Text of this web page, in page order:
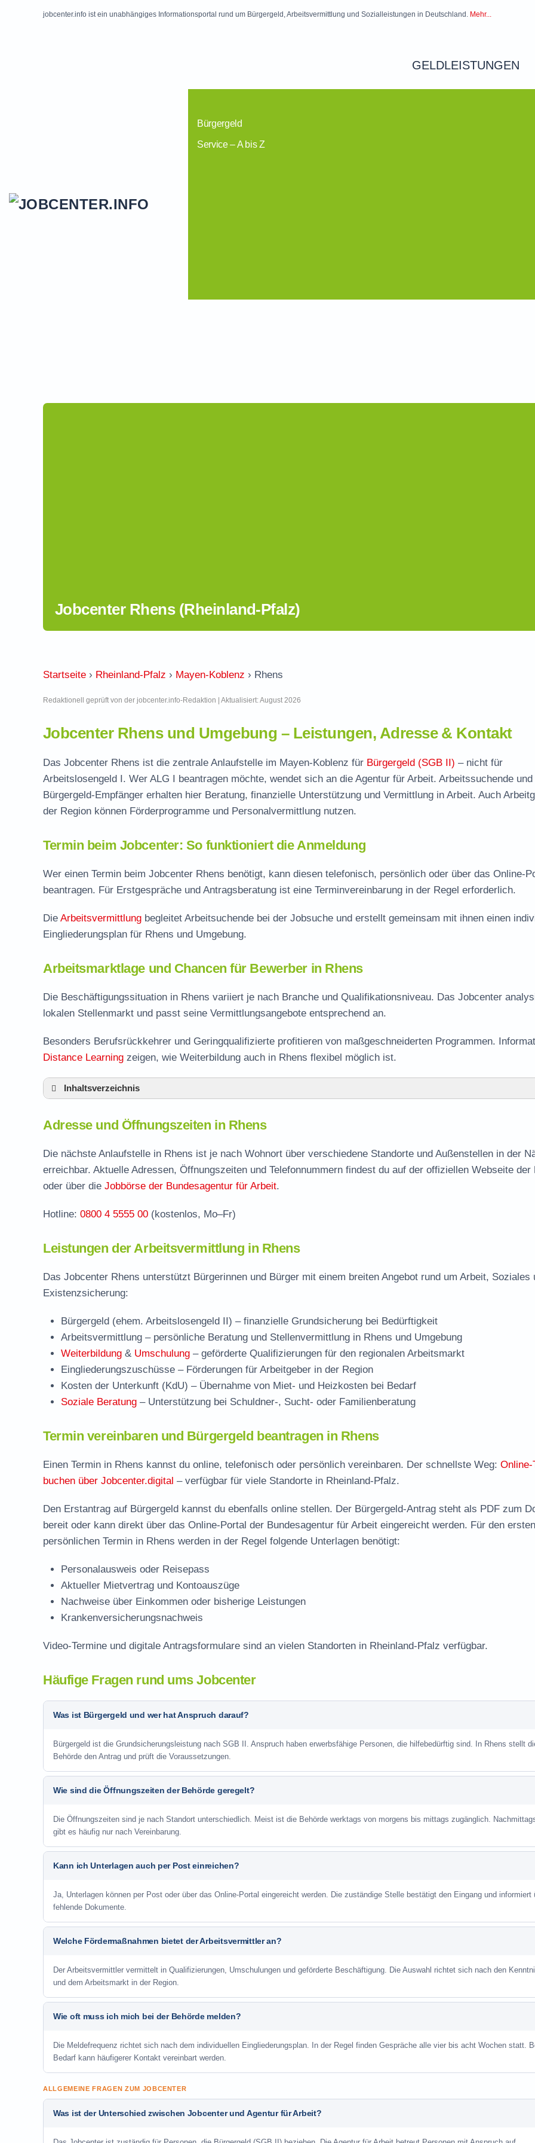
jobcenter.info ist ein unabhängiges Informationsportal rund um Bürgergeld, Arbeitsvermittlung und Sozialleistungen in Deutschland. Mehr...
GELDLEISTUNGEN
Bürgergeld
Service – A bis Z
Jobcenter Rhens (Rheinland-Pfalz)
Startseite › Rheinland-Pfalz › Mayen-Koblenz › Rhens
Redaktionell geprüft von der jobcenter.info-Redaktion | Aktualisiert: August 2026
Jobcenter Rhens und Umgebung – Leistungen, Adresse & Kontakt
Das Jobcenter Rhens ist die zentrale Anlaufstelle im Mayen-Koblenz für Bürgergeld (SGB II) – nicht für
Arbeitslosengeld I. Wer ALG I beantragen möchte, wendet sich an die Agentur für Arbeit. Arbeitssuchende und
Bürgergeld-Empfänger erhalten hier Beratung, finanzielle Unterstützung und Vermittlung in Arbeit. Auch
der Region können Förderprogramme und Personalvermittlung nutzen.
Termin beim Jobcenter: So funktioniert die Anmeldung
Wer einen Termin beim Jobcenter Rhens benötigt, kann diesen telefonisch, persönlich oder über das Online-
beantragen. Für Erstgespräche und Antragsberatung ist eine Terminvereinbarung in der Regel erforderlich.
Die Arbeitsvermittlung begleitet Arbeitsuchende bei der Jobsuche und erstellt gemeinsam mit ihnen einen
Eingliederungsplan für Rhens und Umgebung.
Arbeitsmarktlage und Chancen für Bewerber in Rhens
Die Beschäftigungssituation in Rhens variiert je nach Branche und Qualifikationsniveau. Das Jobcenter
lokalen Stellenmarkt und passt seine Vermittlungsangebote entsprechend an.
Besonders Berufsrückkehrer und Geringqualifizierte profitieren von maßgeschneiderten Programmen.
Distance Learning zeigen, wie Weiterbildung auch in Rhens flexibel möglich ist.
Inhaltsverzeichnis
Leistungen der Arbeitsvermittlung in Rhens
Termin vereinbaren und Bürgergeld beantragen
Jobcenter Mayen-Koblenz – zuständige Stelle
Stellenangebote und Jobbörse in Rhens
Häufige Fragen rund ums Jobcenter
Adresse und Öffnungszeiten in Rhens
Die nächste Anlaufstelle in Rhens ist je nach Wohnort über verschiedene Standorte und Außenstellen in der
erreichbar. Aktuelle Adressen, Öffnungszeiten und Telefonnummern findest du auf der offiziellen Webseite der
oder über die Jobbörse der Bundesagentur für Arbeit.
Hotline: 0800 4 5555 00 (kostenlos, Mo–Fr)
Leistungen der Arbeitsvermittlung in Rhens
Das Jobcenter Rhens unterstützt Bürgerinnen und Bürger mit einem breiten Angebot rund um Arbeit, Soziales
Existenzsicherung:
Bürgergeld (ehem. Arbeitslosengeld II) – finanzielle Grundsicherung bei Bedürftigkeit
Arbeitsvermittlung – persönliche Beratung und Stellenvermittlung in Rhens und Umgebung
Weiterbildung & Umschulung – geförderte Qualifizierungen für den regionalen Arbeitsmarkt
Eingliederungszuschüsse – Förderungen für Arbeitgeber in der Region
Kosten der Unterkunft (KdU) – Übernahme von Miet- und Heizkosten bei Bedarf
Soziale Beratung – Unterstützung bei Schuldner-, Sucht- oder Familienberatung
Termin vereinbaren und Bürgergeld beantragen in Rhens
Einen Termin in Rhens kannst du online, telefonisch oder persönlich vereinbaren. Der schnellste Weg: Online-
buchen über Jobcenter.digital – verfügbar für viele Standorte in Rheinland-Pfalz.
Den Erstantrag auf Bürgergeld kannst du ebenfalls online stellen. Der Bürgergeld-Antrag steht als PDF zum
bereit oder kann direkt über das Online-Portal der Bundesagentur für Arbeit eingereicht werden. Für den ersten
persönlichen Termin in Rhens werden in der Regel folgende Unterlagen benötigt:
Personalausweis oder Reisepass
Aktueller Mietvertrag und Kontoauszüge
Nachweise über Einkommen oder bisherige Leistungen
Krankenversicherungsnachweis
Video-Termine und digitale Antragsformulare sind an vielen Standorten in Rheinland-Pfalz verfügbar.
Häufige Fragen rund ums Jobcenter
Was ist Bürgergeld und wer hat Anspruch darauf?
Bürgergeld ist die Grundsicherungsleistung nach SGB II. Anspruch haben erwerbsfähige Personen, die hilfebedürftig sind. In Rhens stellt
Behörde den Antrag und prüft die Voraussetzungen.
Wie sind die Öffnungszeiten der Behörde geregelt?
Die Öffnungszeiten sind je nach Standort unterschiedlich. Meist ist die Behörde werktags von morgens bis mittags zugänglich.
gibt es häufig nur nach Vereinbarung.
Kann ich Unterlagen auch per Post einreichen?
Ja, Unterlagen können per Post oder über das Online-Portal eingereicht werden. Die zuständige Stelle bestätigt den Eingang und informiert
fehlende Dokumente.
Welche Fördermaßnahmen bietet der Arbeitsvermittler an?
Der Arbeitsvermittler vermittelt in Qualifizierungen, Umschulungen und geförderte Beschäftigung. Die Auswahl richtet sich nach den
und dem Arbeitsmarkt in der Region.
Wie oft muss ich mich bei der Behörde melden?
Die Meldefrequenz richtet sich nach dem individuellen Eingliederungsplan. In der Regel finden Gespräche alle vier bis acht Wochen statt.
Bedarf kann häufigerer Kontakt vereinbart werden.
ALLGEMEINE FRAGEN ZUM JOBCENTER
Was ist der Unterschied zwischen Jobcenter und Agentur für Arbeit?